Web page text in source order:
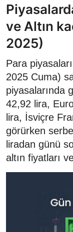
ve Altın
2025)
Para
2025 Cuma)
piyasalarında
42,92 lira,
lira, İsviçre
görürken
liradan günü
altın fiyatları